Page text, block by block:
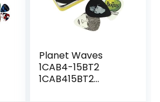
Planet Waves
1CAB4-15BT2
1CAB415BT2